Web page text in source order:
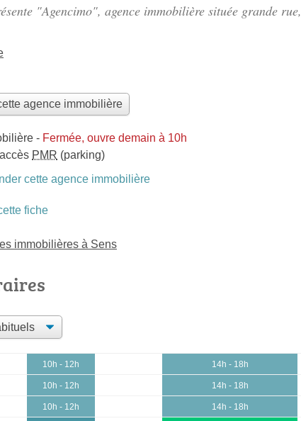
"Agencimo", agence immobilière située grande rue,
agence immobilière
- Fermée, ouvre demain à 10h
accès PMR (parking)
cette agence immobilière
fiche
immobilières à Sens
10h - 12h 14h - 18h
10h - 12h 14h - 18h
10h - 12h 14h - 18h